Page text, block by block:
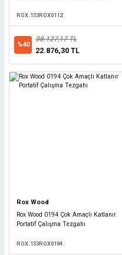
ROX.153ROX0112
%40
38.127,17 TL
22.876,30 TL
Rox Wood
Rox Wood 0194 Çok Amaçlı Katlanır
Portatif Çalışma Tezgahı
ROX.153ROX0194